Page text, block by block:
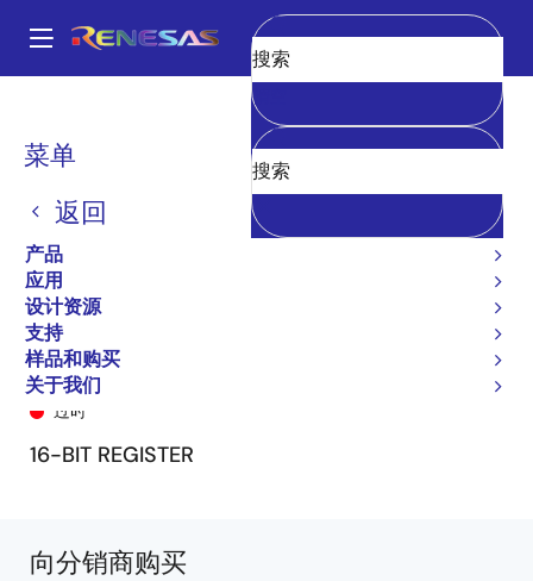
到
Main
navigation
菜单
返回
产品
应用
设计资源
支持
样品和购买
关于我们
清空
面
屑
74FCT16823T
74FCT16823ETPF8
过时
16-BIT REGISTER
向分销商购买